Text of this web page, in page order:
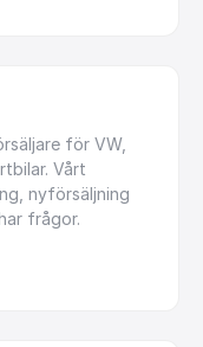
för VW,
Vårt
nyförsäljning
frågor.